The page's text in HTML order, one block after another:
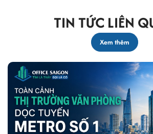
TIN TỨC LIÊN
Xem thêm